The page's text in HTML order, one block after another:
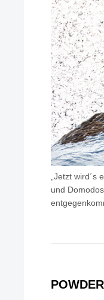
„Jetzt
und